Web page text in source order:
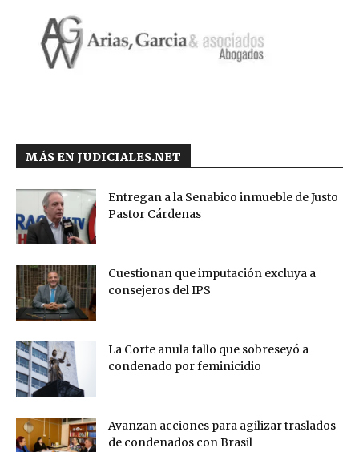
MÁS EN JUDICIALES.NET
Entregan a la Senabico inmueble de Justo
Pastor Cárdenas
Cuestionan que imputación excluya a
consejeros del IPS
La Corte anula fallo que sobreseyó a
condenado por feminicidio
Avanzan acciones para agilizar traslados
de condenados con Brasil